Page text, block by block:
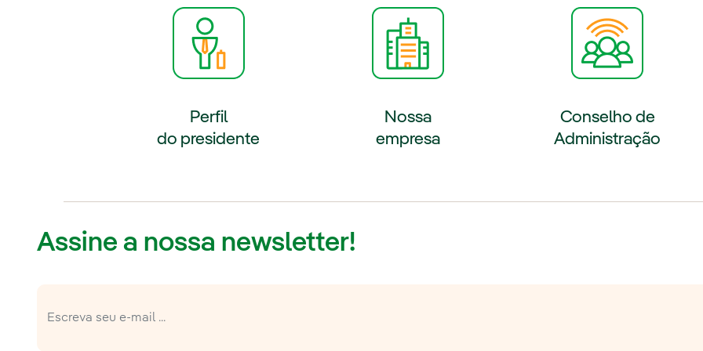
Perfil
do presidente
Link externo, abra em uma nova aba.
Nossa
empresa
Link externo, abra em uma
Conselho de
Administração
Assine a nossa newsletter!